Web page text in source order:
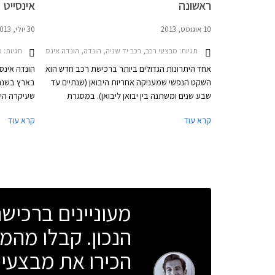
ראשונה
10 אוגוסט, 2013
תגיות: מבצעי רכב, רכב יד שניה, הונדה, הונדה אינסייט 2009-2012הונדה סיוויק סדאן 2009-2012
אחד היתרונות הגדולים ביותר ברכישת רכב חדש הוא
השקט הנפשי שמעניקה אחריות היבואן (שנתיים עד
שבע שנים ומשתנה בין יבואן ליבואן). במסגרת
מתוקנת ע"י היבואן וכך נחסכת מהלקוחות אחת
קרא עוד
אינסייט
30 יולי, 2013
תגיות:
הונדה
שעיקרה
ומציבה
קרא עוד
מעוניינים
הנכון. קבלו
הכירו את